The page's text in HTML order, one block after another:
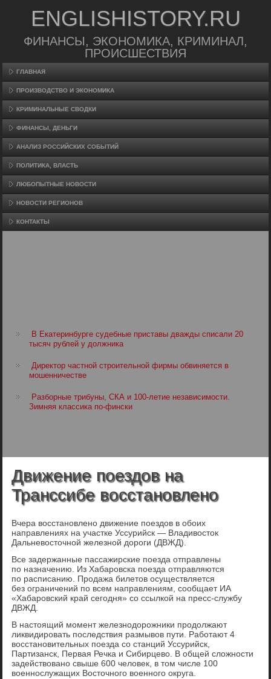
ENGLISHISTORY.RU
ФИНАНСЫ, ЭКОНОМИКА, КРИМИНАЛ,
ПРОИСШЕСТВИЯ
ГЛАВНАЯ
ПРОИЗВΟДСТВО И ЭКОНОМИКА
КРИМИНАЛЬНЫЕ СВОДКИ
ФИНАНСЫ, ДЕНЬГИ
АНАЛИЗ РОССИЙСКИХ СОБЫТИЙ
ПОЛИТИКА, ВЛАСТЬ
ЛЮБОПЫТНЫЕ НОВОСТИ
НОВОСТИ РЕГИОНОВ
КОНТАКТЫ
В Екатеринбурге судебные приставы дважды списали 20
тысяч рублей у должника
Директор частной строительной фирмы обвиняется в
мошенничестве
Разборные трибуны, СКА и 100-летие независимости.
Зимняя классика по-фински
Движение поездов на
Транссибе восстановлено
Вчера восстановлено движение поездов в обоих
направлениях на участке Уссурийск — Владивосток
Дальневосточной железной дороги (ДВЖД).
Все задержанные пассажирские поезда отправлены
по назначению. Из Хабаровска поезда отправляются
по расписанию. Продажа билетов осуществляется
без ограничений по всем направлениям, сообщает ИА
«Хабаровский край сегодня» со ссылкой на пресс-службу
ДВЖД.
В настоящий момент железнодорожники продолжают
ликвидировать последствия размывов пути. Работают 4
восстановительных поезда со станций Уссурийск,
Партизанск, Первая Речка и Сибирцево. В общей сложности
задействовано свыше 600 человек, в том числе 100
военнослужащих Восточного военного округа.